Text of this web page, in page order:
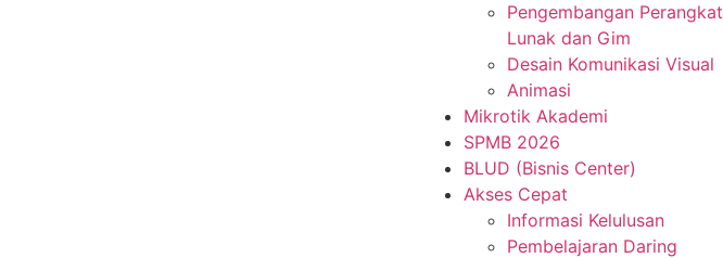
Pengembangan Perangkat
Lunak dan Gim
Desain Komunikasi Visual
Animasi
Mikrotik Akademi
SPMB 2026
BLUD (Bisnis Center)
Akses Cepat
Informasi Kelulusan
Pembelajaran Daring